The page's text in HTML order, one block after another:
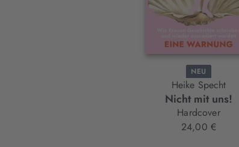
NEU
Heike Specht
Nicht mit uns!
Hardcover
24,00 €